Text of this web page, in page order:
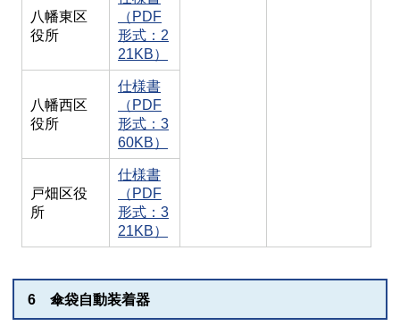
八幡東区
役所
（PDF
形式：2
21KB）
八幡西区
役所
仕様書
（PDF
形式：3
60KB）
戸畑区役
所
仕様書
（PDF
形式：3
21KB）
6 傘袋自動装着器